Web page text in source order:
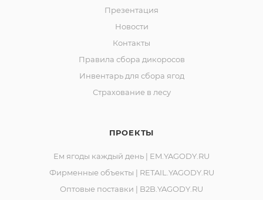
Презентация
Новости
Контакты
Правила сбора дикоросов
Инвентарь для сбора ягод
Страхование в лесу
ПРОЕКТЫ
Ем ягоды каждый день | EM.YAGODY.RU
Фирменные объекты | RETAIL.YAGODY.RU
Оптовые поставки | B2B.YAGODY.RU